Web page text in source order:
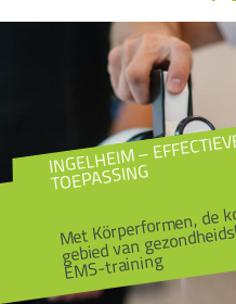
INGELHEIM –
TOEPASSING
Met Körperformen, de
gebied van
EMS-training